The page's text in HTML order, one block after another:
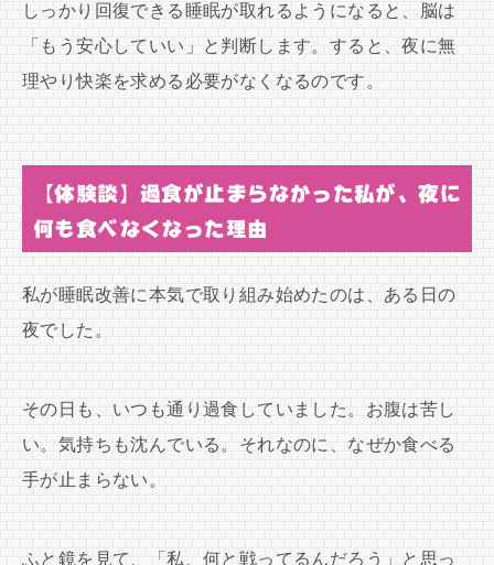
しっかり回復できる睡眠が取れるようになると、脳は
「もう安心していい」と判断します。すると、夜に無
理やり快楽を求める必要がなくなるのです。
【体験談】過食が止まらなかった私が、夜に
何も食べなくなった理由
私が睡眠改善に本気で取り組み始めたのは、ある日の
夜でした。
その日も、いつも通り過食していました。お腹は苦し
い。気持ちも沈んでいる。それなのに、なぜか食べる
手が止まらない。
ふと鏡を見て、「私、何と戦ってるんだろう」と思っ